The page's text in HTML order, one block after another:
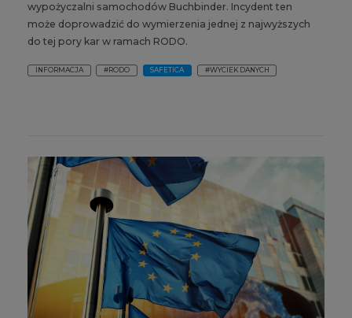
wypożyczalni samochodów Buchbinder. Incydent ten
może doprowadzić do wymierzenia jednej z najwyższych
do tej pory kar w ramach RODO.
INFORMACJA #RODO SAFETICA #WYCIEK DANYCH